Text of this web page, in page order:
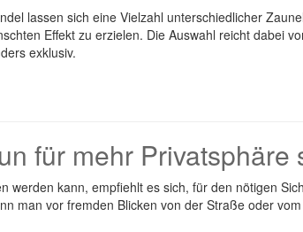
lassen sich eine Vielzahl unterschiedlicher
Effekt zu erzielen. Die Auswahl reicht dabei
exklusiv.
für mehr Privatsphäre
werden kann, empfiehlt es sich, für den nötigen
man vor fremden Blicken von der Straße oder